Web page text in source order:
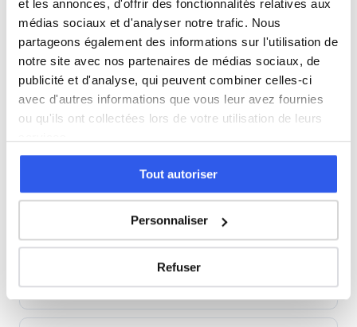
et les annonces, d'offrir des fonctionnalités relatives aux
médias sociaux et d'analyser notre trafic. Nous
partageons également des informations sur l'utilisation de
notre site avec nos partenaires de médias sociaux, de
publicité et d'analyse, qui peuvent combiner celles-ci
avec d'autres informations que vous leur avez fournies
ou qu'ils ont collectées lors de votre utilisation de leurs
Tout autoriser
Personnaliser
Refuser
396+ familles accompagnées à Saint-
Germain-en-Laye
Note moyenne de 4.8/5. Notre organisme partenaire
intervient à domicile à Saint-Germain-en-Laye et
alentours.
Rejoindre ces familles →
Villes proches de Saint-Germain-en-
Laye
Cours particuliers à Versailles (78)
Cours particuliers à Sartrouville (78)